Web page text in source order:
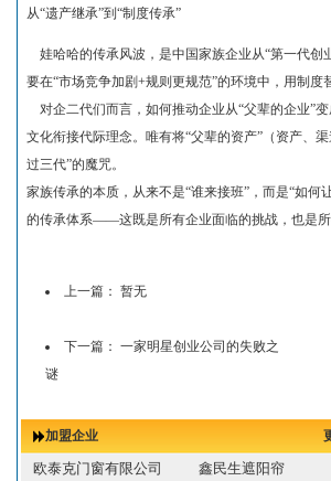
从“遗产继承”到“制度传承”
娃哈哈的传承风波，是中国家族企业从“第一代创
要在“市场竞争加剧+规则更规范”的环境中，用制
对企二代们而言，如何推动企业从“父辈的企业”
文化衔接代际理念。唯有将“父辈的资产”（资产、
过三代”的魔咒。
家族传承的本质，从来不是“谁来接班”，而是“如
的传承体系——这既是所有企业面临的挑战，也是所
上一篇： 暂无
下一篇： 一家明星创业公司的失败之
谜
加盟企业
欧泰克门窗有限公司
鑫民生遮阳帘